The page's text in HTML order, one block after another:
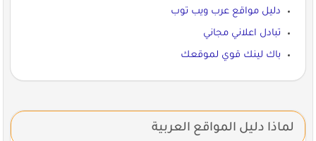
دليل مواقع عرب ويب توب
تبادل اعلاني مجاني
باك لينك قوي لموقعك
لماذا دليل المواقع العربية